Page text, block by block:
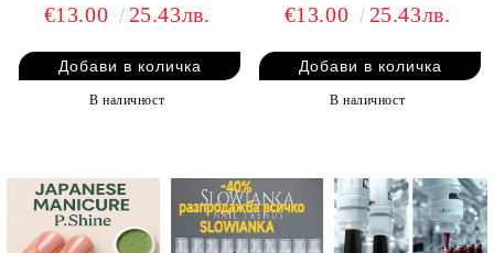
€13.00 25.43лв.
В наличност
€13.00 25.43лв.
В наличност